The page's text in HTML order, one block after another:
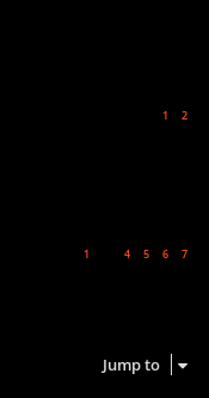
1 2
1 4 5 6 7
Jump to